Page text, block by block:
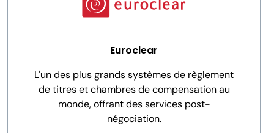
Euroclear
L'un des plus grands systèmes de règlement
de titres et chambres de compensation au
monde, offrant des services post-
négociation.